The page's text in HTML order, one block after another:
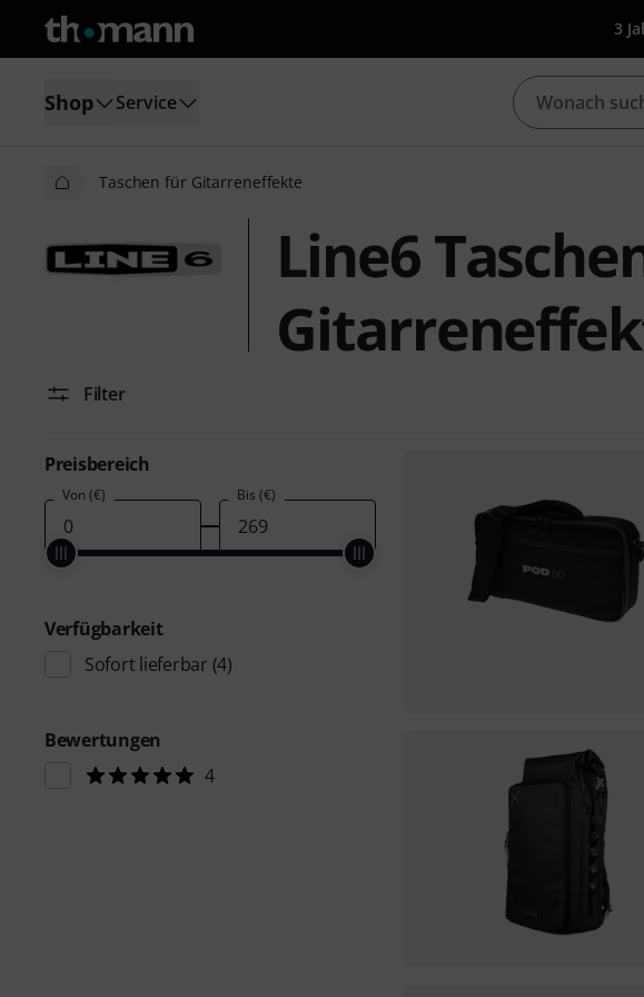
3
Shop Service
Taschen für Gitarreneffekte
Line6
Filter
Preisbereich
Von (€) Bis (€)
Verfügbarkeit
Sofort lieferbar (4)
Bewertungen
4